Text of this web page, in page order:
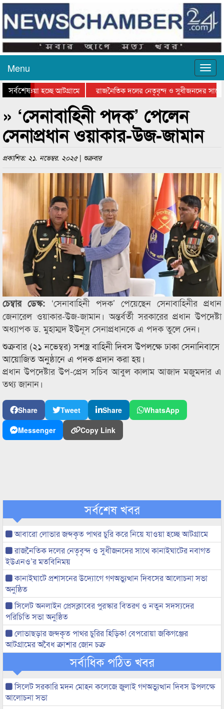
Menu
সর্বশেষ
যাওয়া হচ্ছে আটগ্রামে
রাজনৈতিক দলের নেতৃবৃন্দ ও সুধীজনদের সাথে
পুরস্কার বিতরণ সম্পন্ন
» ‘সেনাবাহিনী পদক’ পেলেন
সেনাপ্রধান ওয়াকার-উজ-জামান
প্রকাশিত: ২১. নভেম্বর. ২০২৫ | শুক্রবার
চেম্বার ডেস্ক: ‘সেনাবাহিনী পদক’ পেয়েছেন সেনাবাহিনীর প্রধান
জেনারেল ওয়াকার-উজ-জামান। অন্তর্বর্তী সরকারের প্রধান উপদেষ্টা
অধ্যাপক ড. মুহাম্মদ ইউনূস সেনাপ্রধানকে এ পদক তুলে দেন।
শুক্রবার (২১ নভেম্বর) সশস্ত্র বাহিনী দিবস উপলক্ষে ঢাকা সেনানিবাসে
আয়োজিত অনুষ্ঠানে এ পদক প্রদান করা হয়।
প্রধান উপদেষ্টার উপ-প্রেস সচিব আবুল কালাম আজাদ মজুমদার এ
তথ্য জানান।
Share Tweet Share
WhatsApp
Messenger
Copy Link
সর্বশেষ খবর
আবারো লোভার জব্দকৃত পাথর চুরি করে নিয়ে যাওয়া হচ্ছে আটগ্রামে
রাজনৈতিক দলের নেতৃবৃন্দ ও সুধীজনদের সাথে কানাইঘাটের নবাগত
ইউএনও’র মতবিনিময়
কানাইঘাটে প্রশাসনের উদ্যোগে গণঅভ্যুত্থান দিবসের আলোচনা সভা
অনুষ্ঠিত
সিলেট অনলাইন প্রেসক্লাবের পুরস্কার বিতরণ ও নতুন সদস্যদের
পরিচিতি সভা অনুষ্ঠিত
লোভাছড়ার জব্দকৃত পাথর চুরির হিড়িক! বেপরোয়া জকিগঞ্জের
আটগ্রামের অবৈধ ক্রাশার জোন চক্র
সর্বাধিক পঠিত খবর
সিলেট সরকারি মদন মোহন কলেজে জুলাই গণঅভ্যুত্থান দিবস উপলক্ষে
আলোচনা সভা